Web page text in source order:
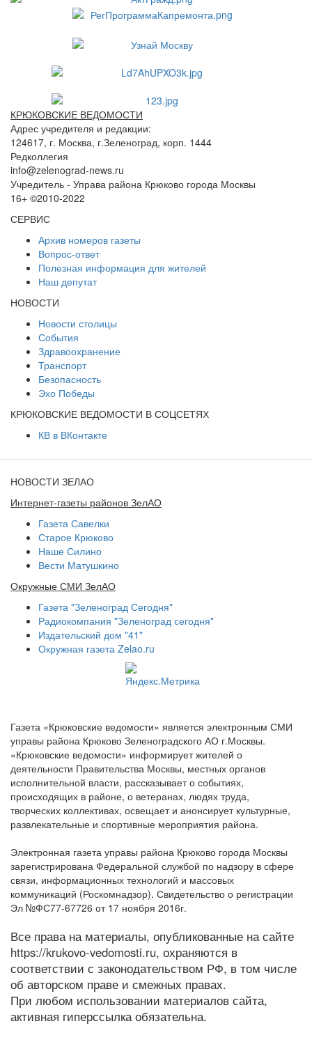
КРЮКОВСКИЕ ВЕДОМОСТИ
Адрес учредителя и редакции:
124617, г. Москва, г.Зеленоград, корп. 1444
Редколлегия
info@zelenograd-news.ru
Учредитель - Управа района Крюково города Москвы
16+ ©2010-2022
СЕРВИС
Архив номеров газеты
Вопрос-ответ
Полезная информация для жителей
Наш депутат
НОВОСТИ
Новости столицы
События
Здравоохранение
Транспорт
Безопасность
Эхо Победы
КРЮКОВСКИЕ ВЕДОМОСТИ В СОЦСЕТЯХ
КВ в ВКонтакте
НОВОСТИ ЗЕЛАО
Интернет-газеты районов ЗелАО
Газета Савелки
Старое Крюково
Наше Силино
Вести Матушкино
Окружные СМИ ЗелАО
Газета "Зеленоград Сегодня"
Радиокомпания "Зеленоград сегодня"
Издательский дом "41"
Окружная газета Zelao.ru
Газета «Крюковские ведомости» является электронным СМИ
управы района Крюково Зеленоградского АО г.Москвы.
«Крюковские ведомости» информирует жителей о
деятельности Правительства Москвы, местных органов
исполнительной власти, рассказывает о событиях,
происходящих в районе, о ветеранах, людях труда,
творческих коллективах, освещает и анонсирует культурные,
развлекательные и спортивные мероприятия района.
Электронная газета управы района Крюково города Москвы
зарегистрирована Федеральной службой по надзору в сфере
связи, информационных технологий и массовых
коммуникаций (Роскомнадзор). Свидетельство о регистрации
Эл №ФС77-67726 от 17 ноября 2016г.
Все права на материалы, опубликованные на сайте
https://krukovo-vedomosti.ru, охраняются в
соответствии с законодательством РФ, в том числе
об авторском праве и смежных правах.
При любом использовании материалов сайта,
активная гиперссылка обязательна.